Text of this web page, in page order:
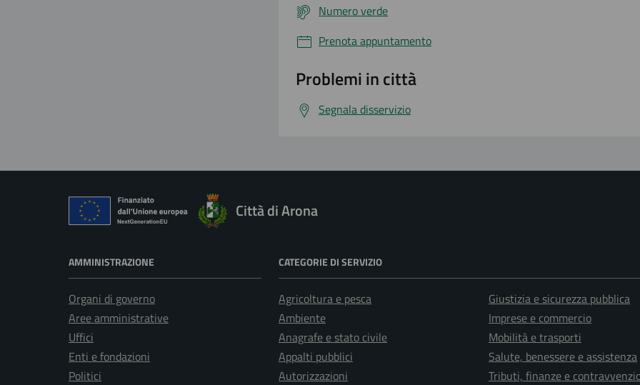
Numero verde
Prenota appuntamento
Problemi in città
Segnala disservizio
Città di Arona
AMMINISTRAZIONE
Organi di governo
Aree amministrative
Uffici
Enti e fondazioni
Politici
CATEGORIE DI SERVIZIO
Agricoltura e pesca
Ambiente
Anagrafe e stato civile
Appalti pubblici
Autorizzazioni
Giustizia e sicurezza pubblica
Imprese e commercio
Mobilità e trasporti
Salute, benessere e assistenza
Tributi, finanze e